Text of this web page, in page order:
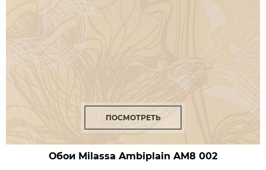
ПОСМОТРЕТЬ
Обои Milassa Ambiplain AM8 002